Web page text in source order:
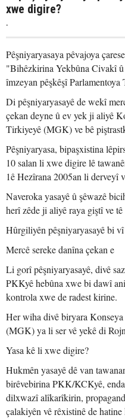
xwe digire?
.
Pêşniyaryasaya pêvajoya
"Bihêzkirina Yekbûna Civakî
îmzeyan pêşkêşî
Di pêşniyaryasayê de wekî
çekan deyne û ev yek ji aliyê
Tirkiyeyê (MGK) ve bê
Pêşniyaryasa, bipaşxistina
10 salan li xwe digire lê
1ê Hezîrana 2005an li derveyî
Naveroka yasayê û şêwazê
herî zêde ji aliyê raya giştî ve
Hûrgiliyên pêşniyaryasayê bi
Mercê sereke danîna çekan e
Li gorî pêşniyaryasayê, divê
PKKyê hebûna xwe bi dawî
kontrola xwe de radest kirine.
Her wiha divê biryara
(MGK) ya li ser vê yekê di
Yasa kê li xwe digire?
Hukmên yasayê dê van
birêvebirina PKK/KCKyê,
dilxwazî alîkarîkirin,
çalakiyên vê rêxistinê de